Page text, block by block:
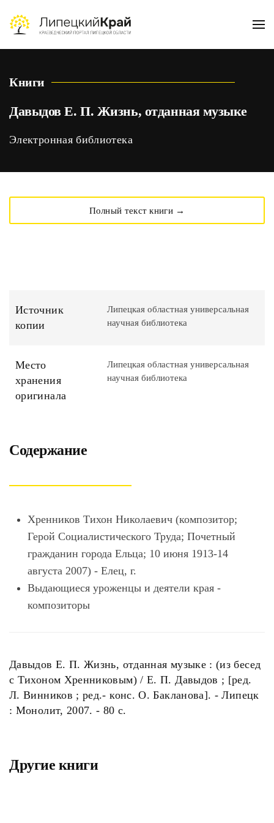
Skip to main content
Книги
Давыдов Е. П. Жизнь, отданная музыке
Электронная библиотека
Полный текст книги →
Источник
копии
Липецкая областная универсальная
научная библиотека
Место
хранения
оригинала
Липецкая областная универсальная
научная библиотека
Содержание
Хренников Тихон Николаевич (композитор;
Герой Социалистического Труда; Почетный
гражданин города Ельца; 10 июня 1913-14
августа 2007) - Елец, г.
Выдающиеся уроженцы и деятели края -
композиторы
Давыдов Е. П. Жизнь, отданная музыке : (из бесед
с Тихоном Хренниковым) / Е. П. Давыдов ; [ред.
Л. Винников ; ред.- конс. О. Бакланова]. - Липецк
: Монолит, 2007. - 80 с.
Другие книги